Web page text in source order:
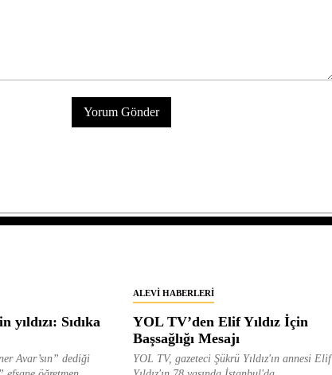
Sıdıka
Avar’sın” dediği
ALEVI HABERLERI
YOL TV’den Elif Yıldız İçin
Başsağlığı Mesajı
YOL TV, gazeteci Şükrü Yıldız'ın annesi Elif